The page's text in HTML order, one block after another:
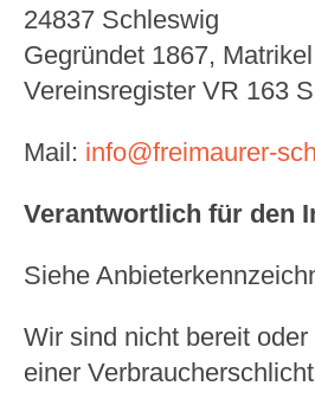
24837 Schleswig
Gegründet 1867,
Vereinsregister VR 163
Mail: info@freimaurer-
Verantwortlich für den
Siehe
Wir sind nicht bereit
einer